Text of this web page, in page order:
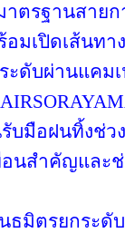
าตรฐานสาย
มเปิดเส้นทา
ดับผ่านแคมเ
บมือฝนทิ้งช่ว
นสำคัญและ
มิตรยกระดับ